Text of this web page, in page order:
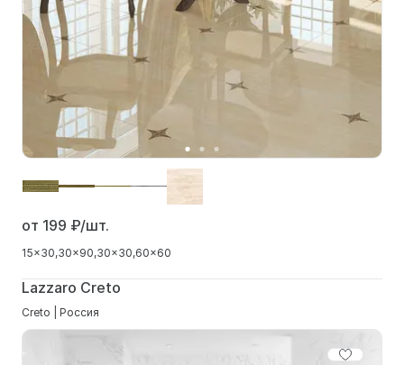
от 199 ₽/шт.
15x30 30x90 30x30 60x60
Lazzaro Creto
Creto | Россия